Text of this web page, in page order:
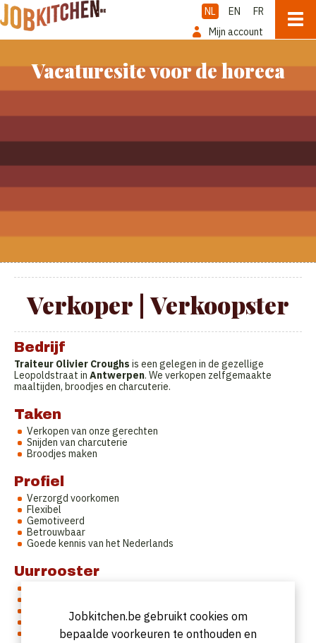
NL EN
FR
Mijn account
Vacaturesite voor de horeca
Verkoper | Verkoopster
Bedrijf
Traiteur Olivier Croughs is een gelegen in de gezellige
Leopoldstraat in Antwerpen. We verkopen zelfgemaakte
maaltijden, broodjes en charcuterie.
Taken
Verkopen van onze gerechten
Snijden van charcuterie
Broodjes maken
Profiel
Verzorgd voorkomen
Flexibel
Gemotiveerd
Betrouwbaar
Goede kennis van het Nederlands
Uurrooster
Woe van 9u30 tot 13u
Do van 11u30 tot 18u30
Vrij van 11u40 tot 18u30
Jobkitchen.be gebruikt cookies om
bepaalde voorkeuren te onthouden en